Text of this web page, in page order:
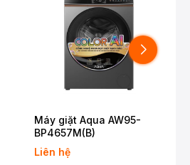
Máy giặt Aqua AW95-
BP4657M(B)
Liên hệ